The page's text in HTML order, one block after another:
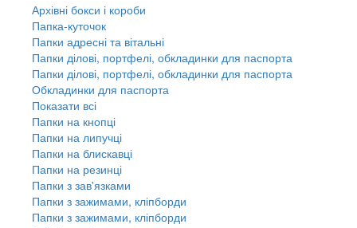
Архівні бокси і короби
Папка-куточок
Папки адресні та вітальні
Папки ділові, портфелі, обкладинки для паспорта
Папки ділові, портфелі, обкладинки для паспорта
Обкладинки для паспорта
Показати всі
Папки на кнопці
Папки на липучці
Папки на блискавці
Папки на резинці
Папки з зав'язками
Папки з зажимами, кліпборди
Папки з зажимами, кліпборди